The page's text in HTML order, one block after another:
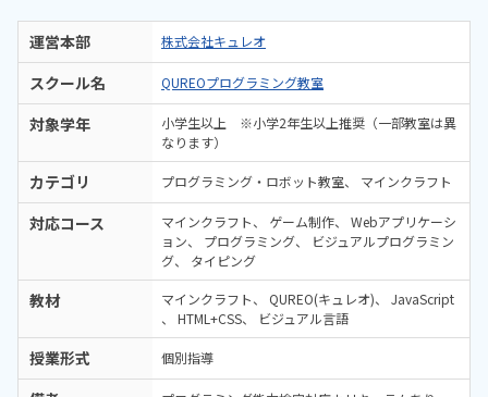
運営本部 株式会社キュレオ
スクール名 QUREOプログラミング教室
対象学年
小学生以上 ※小学2年生以上推奨（一部教室は異
なります）
カテゴリ プログラミング・ロボット教室 マインクラフト
対応コース マインクラフト ゲーム制作
Webアプリケーシ
ョン
プログラミング
ビジュアルプログラミン
グ
タイピング
教材 マインクラフト QUREO(キュレオ)
JavaScript
HTML+CSS
ビジュアル言語
授業形式 個別指導